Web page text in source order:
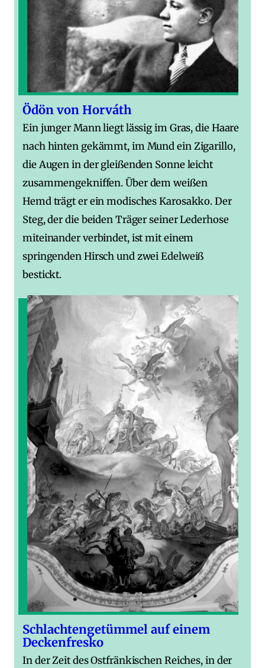
Ödön von Horváth
Ein junger Mann liegt lässig im Gras, die Haare
nach hinten gekämmt, im Mund ein Zigarillo,
die Augen in der gleißenden Sonne leicht
zusammengekniffen. Über dem weißen
Hemd trägt er ein modisches Karosakko. Der
Steg, der die beiden Träger seiner Lederhose
miteinander verbindet, ist mit einem
springenden Hirsch und zwei Edelweiß
bestickt.
Schlachtengetümmel auf einem
Deckenfresko
In der Zeit des Ostfränkischen Reiches, in der